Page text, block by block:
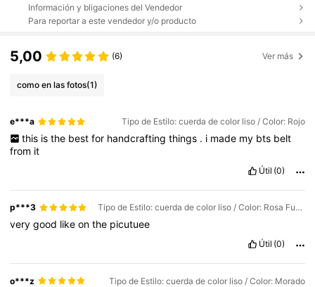
Información y bligaciones del Vendedor
Para reportar a este vendedor y/o producto
5,00 (6) Ver más
como en las fotos(1)
e***a Tipo de Estilo: cuerda de color liso / Color: Rojo
this is the best for handcrafting things . i made my bts belt
from it
Útil (0)
p***3 Tipo de Estilo: cuerda de color liso / Color: Rosa Fucsia
verygood likeonthe picutuee
Útil (0)
o***z Tipo de Estilo: cuerda de color liso / Color: Morado